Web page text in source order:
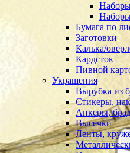
Бумага по
Заготовки
Калька/
Кардсток
Пивной
Украшения
Вырубка из
Стикеры,
Анкеры,
Высечки
Ленты,